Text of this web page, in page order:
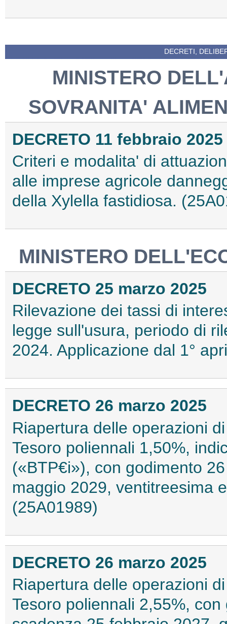
DECRETI,
MINISTERO
SOVRANITA'
DECRETO 11 febbraio 2025
Criteri e modalita' di
alle imprese agricole
della Xylella fastidiosa.
MINISTERO
DECRETO 25 marzo 2025
Rilevazione dei tassi di
legge sull'usura, periodo di
2024. Applicazione dal 1°
DECRETO 26 marzo 2025
Riapertura delle operazioni
Tesoro poliennali 1,50%,
(«BTP€i»), con godimento
maggio 2029, ventitreesima
(25A01989)
DECRETO 26 marzo 2025
Riapertura delle operazioni
Tesoro poliennali 2,55%,